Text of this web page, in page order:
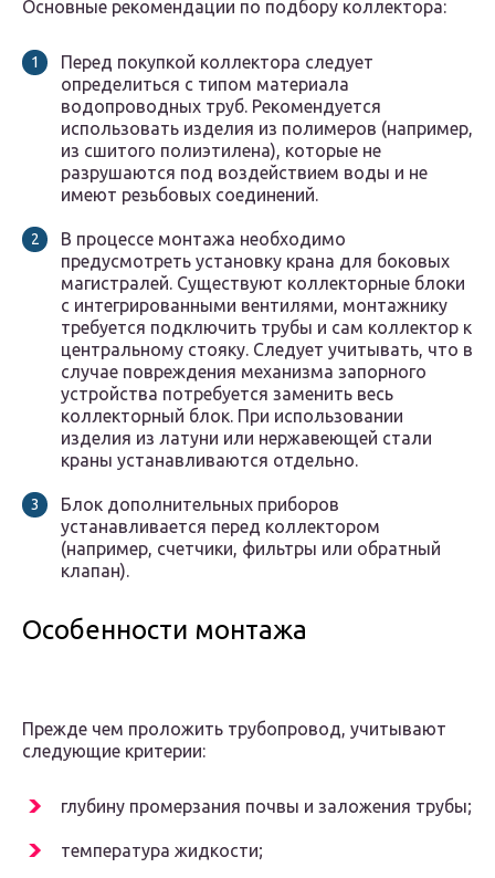
Основные рекомендации по подбору коллектора:
Перед покупкой коллектора следует
определиться с типом материала
водопроводных труб. Рекомендуется
использовать изделия из полимеров (например,
из сшитого полиэтилена), которые не
разрушаются под воздействием воды и не
имеют резьбовых соединений.
В процессе монтажа необходимо
предусмотреть установку крана для боковых
магистралей. Существуют коллекторные блоки
с интегрированными вентилями, монтажнику
требуется подключить трубы и сам коллектор к
центральному стояку. Следует учитывать, что в
случае повреждения механизма запорного
устройства потребуется заменить весь
коллекторный блок. При использовании
изделия из латуни или нержавеющей стали
краны устанавливаются отдельно.
Блок дополнительных приборов
устанавливается перед коллектором
(например, счетчики, фильтры или обратный
клапан).
Особенности монтажа
Прежде чем проложить трубопровод, учитывают
следующие критерии:
глубину промерзания почвы и заложения трубы;
температура жидкости;